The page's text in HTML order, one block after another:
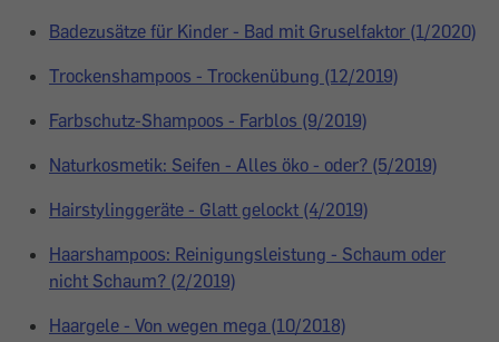
Badezusätze für Kinder - Bad mit Gruselfaktor (1/2020)
Trockenshampoos - Trockenübung (12/2019)
Farbschutz-Shampoos - Farblos (9/2019)
Naturkosmetik: Seifen - Alles öko - oder? (5/2019)
Hairstylinggeräte - Glatt gelockt (4/2019)
Haarshampoos: Reinigungsleistung - Schaum oder
nicht Schaum? (2/2019)
Haargele - Von wegen mega (10/2018)